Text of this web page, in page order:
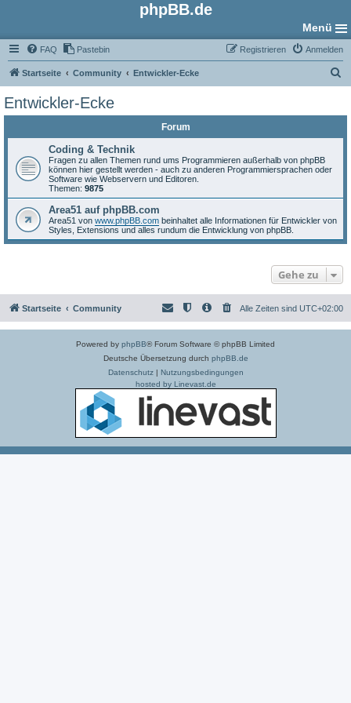
phpBB.de
Menü
FAQ Pastebin Anmelden
Registrieren
Startseite Community Entwickler-Ecke
Entwickler-Ecke
Forum
Coding & Technik
Fragen zu allen Themen rund ums Programmieren außerhalb von phpBB
können hier gestellt werden - auch zu anderen Programmiersprachen oder
Software wie Webservern und Editoren.
Themen: 9875
Area51 auf phpBB.com
Area51 von www.phpBB.com beinhaltet alle Informationen für Entwickler von
Styles, Extensions und alles rundum die Entwicklung von phpBB.
Gehe zu
Startseite Community Alle Zeiten sind UTC+02:00
Powered by phpBB® Forum Software © phpBB Limited
Deutsche Übersetzung durch phpBB.de
Datenschutz| Nutzungsbedingungen
hosted by Linevast.de